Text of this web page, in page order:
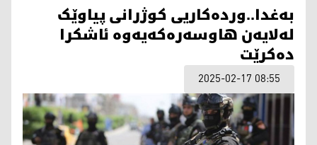
بەغدا..وردەکاریی کوژرانی پیاوێک
لەلایەن هاوسەرەکەیەوە ئاشکرا
دەکرێت
2025-02-17 08:55